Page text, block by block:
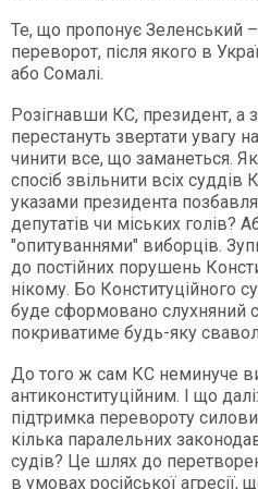
Те, що пропонує Зеленський
переворот, після якого в
або Сомалі.
Розігнавши КС, президент, а
перестануть звертати увагу
чинити все, що заманеться.
спосіб звільнити всіх
указами президента
депутатів чи міських голів?
"опитуваннями" виборців.
до постійних порушень
нікому. Бо Конституційного
буде сформовано слухняний
покриватиме будь-яку
До того ж сам КС неминуче
антиконституційним. І що
підтримка перевороту
кілька паралельних
судів? Це шлях до
в умовах російської агресії,